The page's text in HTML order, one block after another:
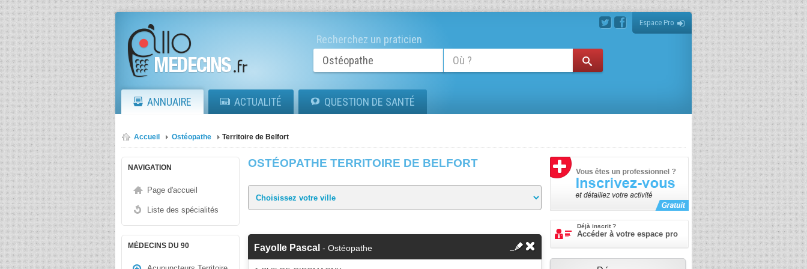
Espace Pro
Recherchez un praticien
ANNUAIRE ACTUALITÉ QUESTION DE SANTÉ
Accueil Ostéopathe Territoire de Belfort
NAVIGATION
Page d'accueil
Liste des spécialités
MÉDECINS DU 90
OSTÉOPATHE TERRITOIRE DE BELFORT
Fayolle Pascal - Ostéopathe
Déjà inscrit ?
Accéder à votre espace pro